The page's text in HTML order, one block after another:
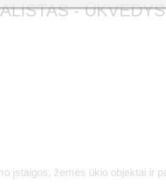
-
įstaigos, žemės ūkio objektai ir